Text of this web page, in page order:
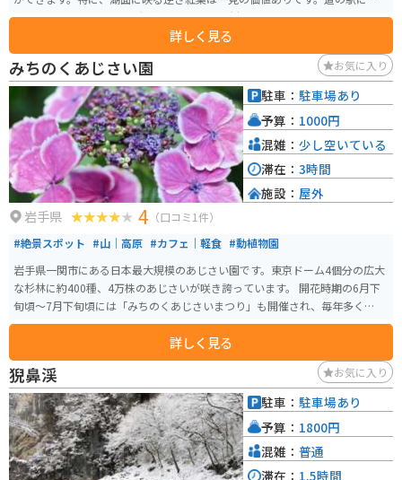
レストランや特産品販売所があり、地元の食材を使った料理や、お土産にぴ
ったりな特産品を購入することができます。 周辺には、キャンプ場や温泉施
設もあるので、宿泊してゆっくりと過ごすのもおすすめです。バイクで訪れ
る場合、駐車場も広く停めやすいので安心です。 周辺道路は、ワインディン
グロードとしても人気があり、ツーリングにも最適なエリアです。ただし、
山間部のため、天候の変化には注意が必要です。 道の駅 錦秋湖で、雄大な自
然と触れ合いながら、地元の美味しいものを楽しんでみてはいかがでしょう
か。
詳しく見る
みちのくあじさい園 お気に入り
岩手県 4 （口コミ1件）
#絶景スポット #山｜高原 #カフェ｜軽食 #動植物園
岩手県一関市にある日本最大規模のあじさい園です。東京ドーム4個分の広大
な杉林に約400種、4万株のあじさいが咲き誇っています。 開花時期の6月下
旬頃～7月下旬頃には「みちのくあじさいまつり」も開催され、毎年多くの
人々で賑わいます。屋外なので雨天は傘が必須ですが、雨の日ならではのあ
じさいの表情が楽しめます。園内にはキッチンカーやカフェなどが点在し休
憩がてら利用できます。 園内は山道となっており、舗装されておりませんの
で、歩きやすい防水の靴などがオススメです。運転手付きカートを利用して
楽しむこともできます。（有料、予約優先、4台のみ）所要時間約40分。お花
好きやカメラが趣味の方、カップルにもおすすめのスポットです。
詳しく見る
駐車： 駐車場あり
予算： 1000円
混雑： 少し空いている
滞在： 3時間
施設： 屋外
猊鼻渓 お気に入り
駐車： 駐車場あり
予算： 1800円
混雑： 普通
滞在： 1.5時間